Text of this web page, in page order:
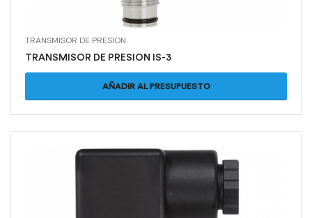
TRANSMISOR DE PRESION
TRANSMISOR DE PRESION IS-3
AÑADIR AL PRESUPUESTO